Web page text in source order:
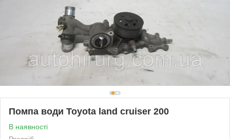
Помпа води Toyota land cruiser 200
В наявності